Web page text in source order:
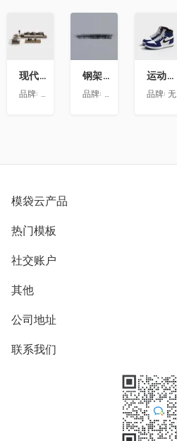
藏
现代转角沙发组合模型ID 11005665-4
品牌:
朗饰墙纸
藏
钢架天花
品牌:
智策品牌策划
收
藏
运动鞋3-Hikj
品牌: 无
模袋云产品
别墅设计营销
模型协同展示分享
别墅社区
别墅模板
热门模板
欧式别墅
中式别墅
日式别墅
社交账户
B站
抖音
微信公众号
其他
用户服务协议
隐私政策
公司地址
上海市浦东新区东方路1215-1217号
联系我们